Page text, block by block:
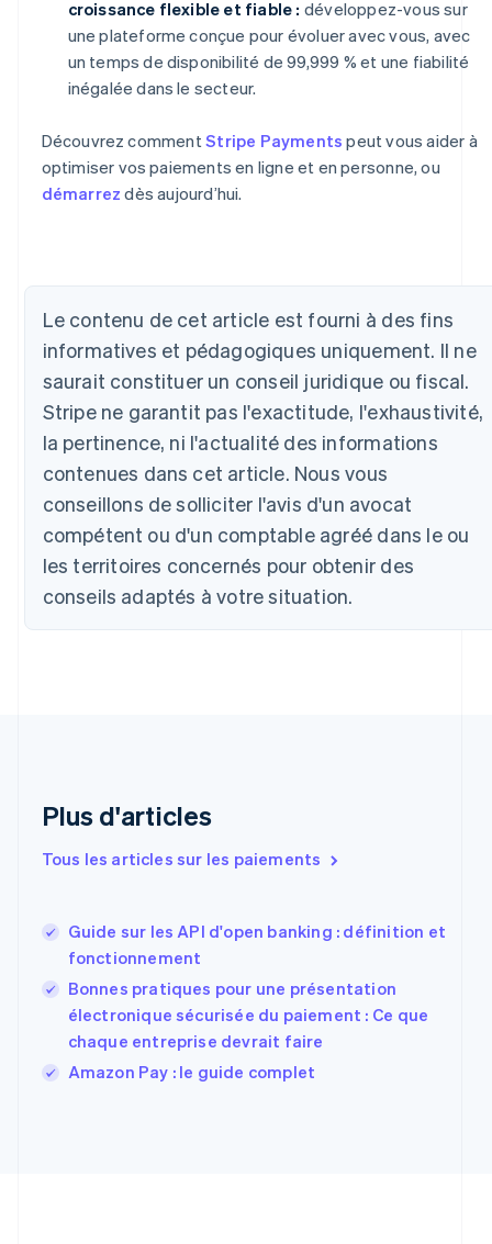
croissance flexible et fiable : développez-vous sur
une plateforme conçue pour évoluer avec vous, avec
un temps de disponibilité de 99,999 % et une fiabilité
inégalée dans le secteur.
Découvrez commentStripe Payments peut vous aider à
optimiser vos paiements en ligne et en personne, ou
démarrez dès aujourd’hui.
Le contenu de cet article est fourni à des fins
informatives et pédagogiques uniquement. Il ne
saurait constituer un conseil juridique ou fiscal.
Stripe ne garantit pas l'exactitude, l'exhaustivité,
la pertinence, ni l'actualité des informations
contenues dans cet article. Nous vous
conseillons de solliciter l'avis d'un avocat
compétent ou d'un comptable agréé dans le ou
les territoires concernés pour obtenir des
conseils adaptés à votre situation.
Plus d'articles
Tous les articles sur les paiements
Guide sur les API d'open banking : définition et
fonctionnement
Bonnes pratiques pour une présentation
électronique sécurisée du paiement : Ce que
chaque entreprise devrait faire
Amazon Pay : le guide complet
DeutschEnglish
English
Autriche
Deutsch English
Belgique
NederlandsFrançaisDeutschEnglish
Brésil
Bulgarie
English
Canada
EnglishFrançais
Chine continentale
简体中文English
English
EspañolEnglish
English
Finlande
English
FrançaisEnglish
Gibraltar
English
Grèce
English